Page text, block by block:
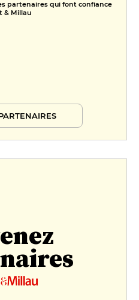
partenaires qui font confiance
& Millau